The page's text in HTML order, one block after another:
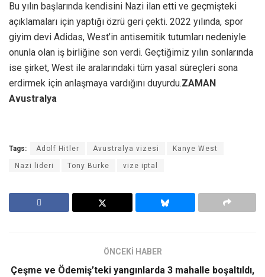
Bu yılın başlarında kendisini Nazi ilan etti ve geçmişteki
açıklamaları için yaptığı özrü geri çekti. 2022 yılında, spor
giyim devi Adidas, West’in antisemitik tutumları nedeniyle
onunla olan iş birliğine son verdi. Geçtiğimiz yılın sonlarında
ise şirket, West ile aralarındaki tüm yasal süreçleri sona
erdirmek için anlaşmaya vardığını duyurdu.ZAMAN
Avustralya
Tags: Adolf Hitler Avustralya vizesi Kanye West
Nazi lideri Tony Burke vize iptal
ÖNCEKİ HABER
Çeşme ve Ödemiş’teki yangınlarda 3 mahalle boşaltıldı,